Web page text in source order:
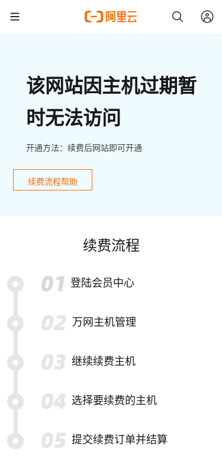
该网站因主机过期暂
时无法访问
开通方法：续费后网站即可开通
续费流程帮助
续费流程
登陆会员中心
万网主机管理
继续续费主机
选择要续费的主机
提交续费订单并结算